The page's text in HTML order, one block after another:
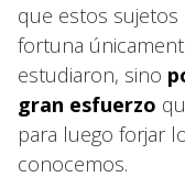
que estos
fortuna
estudiaron, sino
gran esfuerzo
para luego forjar
conocemos.